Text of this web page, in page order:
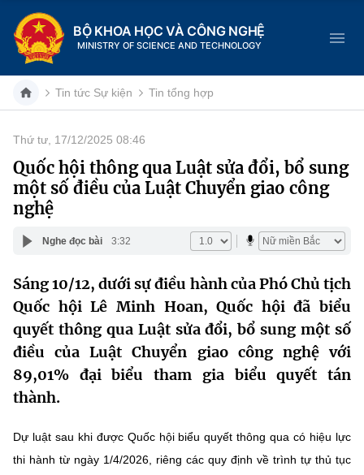
BỘ KHOA HỌC VÀ CÔNG NGHỆ
MINISTRY OF SCIENCE AND TECHNOLOGY
Danh mục
Trang chủ
Cơ cấu tổ chức
Lịch sử phát triển
Sở Khoa học và Công nghệ
Khoa học và Công nghệ
Đổi mới sáng tạo
Chuyển đổi số
Sở hữu trí tuệ
Dịch vụ công
Hệ thống văn bản
Văn bản QPPL
Lấy ý kiến người dân về dự thảo VBQPPL
MST IOFFICE
Khoa học và Công nghệ
Multimedia
Tin tức Sự kiện Tin tổng hợp
Thứ tư, 17/12/2025 08:46
Quốc hội thông qua Luật sửa đổi, bổ sung
một số điều của Luật Chuyển giao công
nghệ
Nghe đọc bài 3:32
Sáng 10/12, dưới sự điều hành của Phó Chủ tịch
Quốc hội Lê Minh Hoan, Quốc hội đã biểu
quyết thông qua Luật sửa đổi, bổ sung một số
điều của Luật Chuyển giao công nghệ với
89,01% đại biểu tham gia biểu quyết tán
thành.
Dự luật sau khi được Quốc hội biểu quyết thông qua có hiệu lực
thi hành từ ngày 1/4/2026, riêng các quy định về trình tự thủ tục